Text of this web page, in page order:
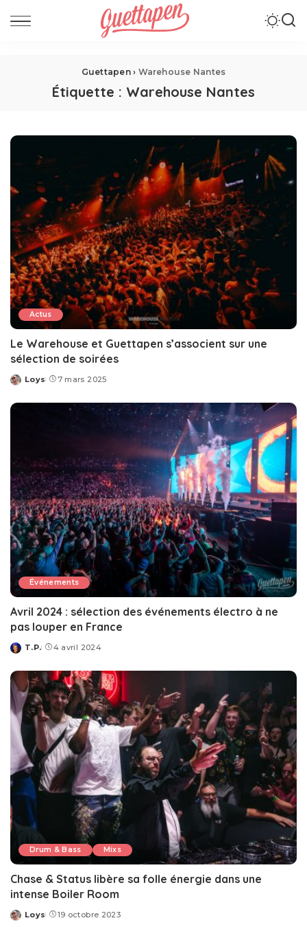
Guettapen› Warehouse Nantes
Étiquette : Warehouse Nantes
Actus
Le Warehouse et Guettapen s’associent sur une
sélection de soirées
Posted
Loys 7 mars 2025
Événements
Avril 2024 : sélection des événements électro à ne
pas louper en France
Posted
T.P. 4 avril 2024
Drum & Bass Mixs
Chase & Status libère sa folle énergie dans une
intense Boiler Room
Posted
Loys 19 octobre 2023